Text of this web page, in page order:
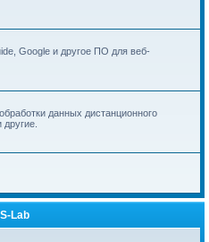
Google и другое ПО для веб-
данных дистанционного
Lab